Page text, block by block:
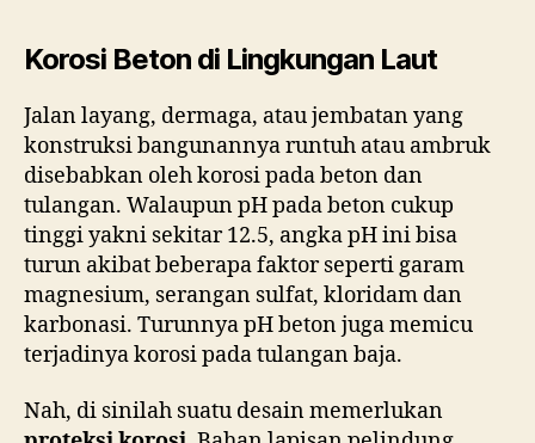
Korosi Beton di Lingkungan Laut
Jalan layang, dermaga, atau jembatan yang
konstruksi bangunannya runtuh atau ambruk
disebabkan oleh korosi pada beton dan
tulangan. Walaupun pH pada beton cukup
tinggi yakni sekitar 12.5, angka pH ini bisa
turun akibat beberapa faktor seperti garam
magnesium, serangan sulfat, kloridam dan
karbonasi. Turunnya pH beton juga memicu
terjadinya korosi pada tulangan baja.
Nah, di sinilah suatu desain memerlukan